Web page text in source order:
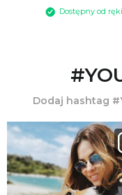
Dodaj hashtag